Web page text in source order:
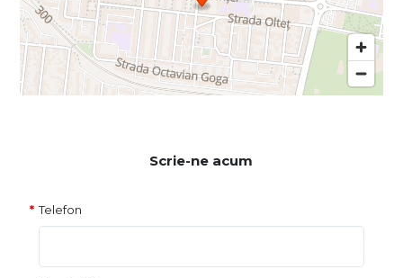
Scrie-ne acum
Telefon